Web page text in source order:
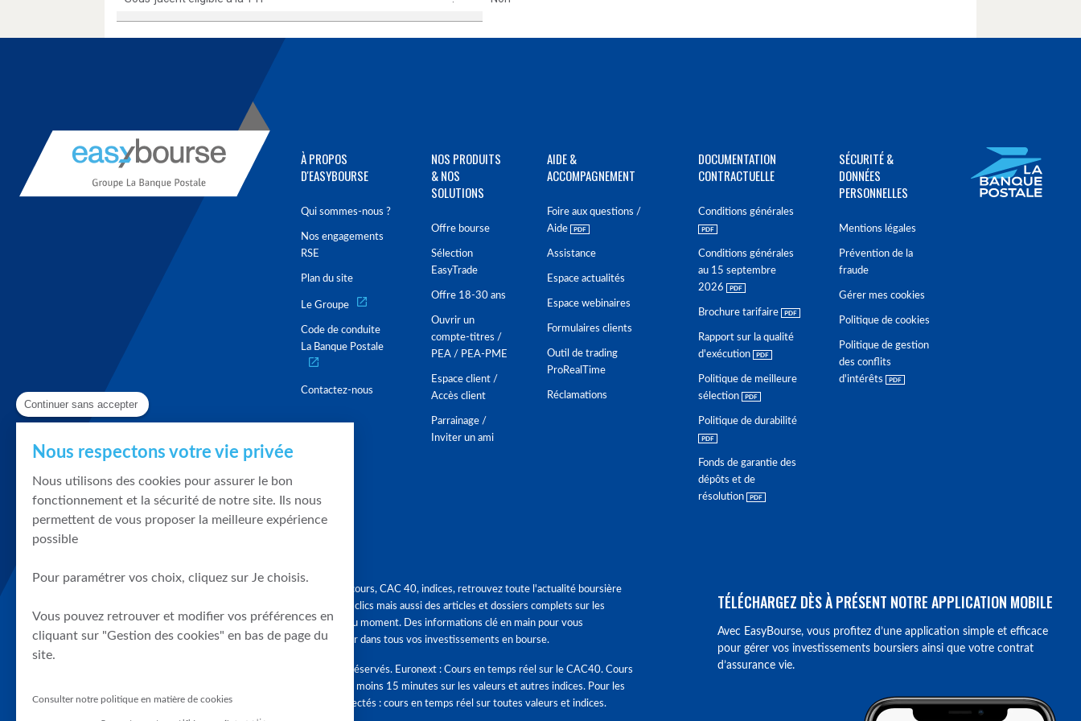
À PROPOS
D'EASYBOURSE
Qui sommes-nous ?
Nos engagements
RSE
Plan du site
Le Groupe
Code de conduite
La Banque Postale
Contactez-nous
NOS PRODUITS
& NOS
SOLUTIONS
Offre bourse
Sélection
EasyTrade
Offre 18-30 ans
Ouvrir un
compte-titres /
PEA / PEA-PME
Espace client /
Accès client
Parrainage /
Inviter un ami
AIDE &
ACCOMPAGNEMENT
Foire aux questions /
Aide
Assistance
Espace actualités
Espace webinaires
Formulaires clients
Outil de trading
ProRealTime
Réclamations
DOCUMENTATION
CONTRACTUELLE
Conditions générales
Conditions générales
au 15 septembre
2026
Brochure tarifaire
Rapport sur la qualité
d'exécution
Politique de meilleure
sélection
Politique de durabilité
Fonds de garantie des
dépôts et de
résolution
SÉCURITÉ &
DONNÉES
PERSONNELLES
Mentions légales
Prévention de la
fraude
Gérer mes cookies
Politique de cookies
Politique de gestion
des conflits
d'intérêts
Graphique, cours, CAC 40, indices, retrouvez toute l'actualité boursière
en quelques clics mais aussi des articles et dossiers complets sur les
tendances du moment. Des informations clé en main pour vous
accompagner dans tous vos investissements en bourse.
Tous droits réservés. Euronext : Cours en temps réel sur le CAC40. Cours
différés d'au moins 15 minutes sur les valeurs et autres indices. Pour les
clients connectés : cours en temps réel sur toutes valeurs et indices.
TÉLÉCHARGEZ DÈS À PRÉSENT NOTRE APPLICATION MOBILE
Avec EasyBourse, vous profitez d’une application simple et efficace
pour gérer vos investissements boursiers ainsi que votre contrat
d’assurance vie.
Continuer sans accepter
Nous respectons votre vie privée
Nous utilisons des cookies pour assurer le bon
fonctionnement et la sécurité de notre site. Ils nous
permettent de vous proposer la meilleure expérience
possible
Pour paramétrer vos choix, cliquez sur Je choisis.
Vous pouvez retrouver et modifier vos préférences en
cliquant sur "Gestion des cookies" en bas de page du
site.
Consulter notre politique en matière de cookies